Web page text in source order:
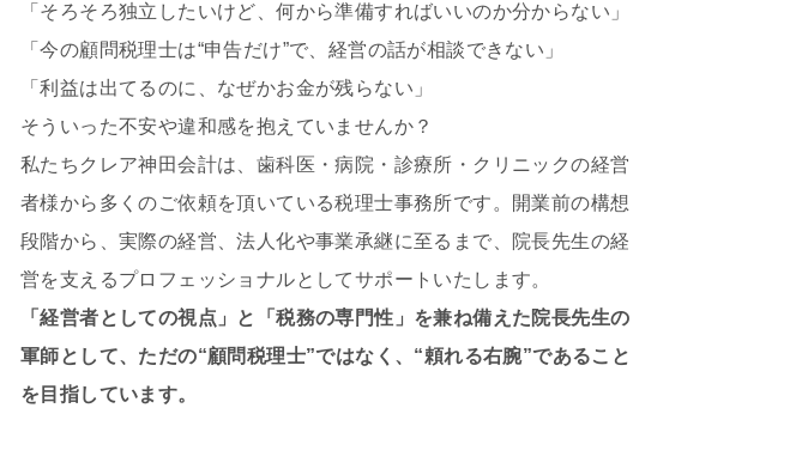
「そろそろ独立したいけど、何から準備すればいいのか分からない」
「今の顧問税理士は“申告だけ”で、経営の話が相談できない」
「利益は出てるのに、なぜかお金が残らない」
そういった不安や違和感を抱えていませんか？
私たちクレア神田会計は、歯科医・病院・診療所・クリニックの経営
者様から多くのご依頼を頂いている税理士事務所です。開業前の構想
段階から、実際の経営、法人化や事業承継に至るまで、院長先生の経
営を支えるプロフェッショナルとしてサポートいたします。
「経営者としての視点」と「税務の専門性」を兼ね備えた院長先生の
軍師として、ただの“顧問税理士”ではなく、“頼れる右腕”であること
を目指しています。